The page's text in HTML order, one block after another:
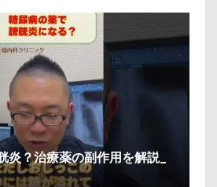
炎？治療薬の副作用を解説_